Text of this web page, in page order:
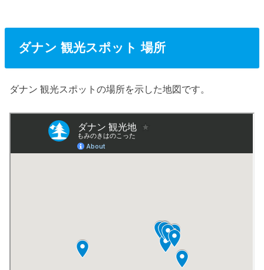
ダナン 観光スポット 場所
ダナン 観光スポットの場所を示した地図です。